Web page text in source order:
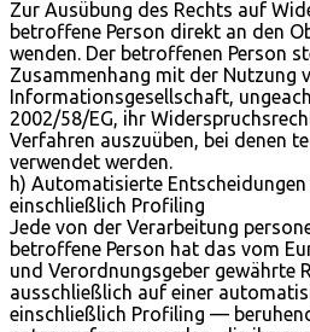
Zur Ausübung des Rechts auf
betroffene Person direkt an den
wenden. Der betroffenen Person
Zusammenhang mit der Nutzung
Informationsgesellschaft,
2002/58/EG, ihr
Verfahren auszuüben, bei denen
verwendet werden.
h) Automatisierte
einschließlich Profiling
Jede von der Verarbeitung
betroffene Person hat das vom
und Verordnungsgeber gewährte
ausschließlich auf einer
einschließlich Profiling —